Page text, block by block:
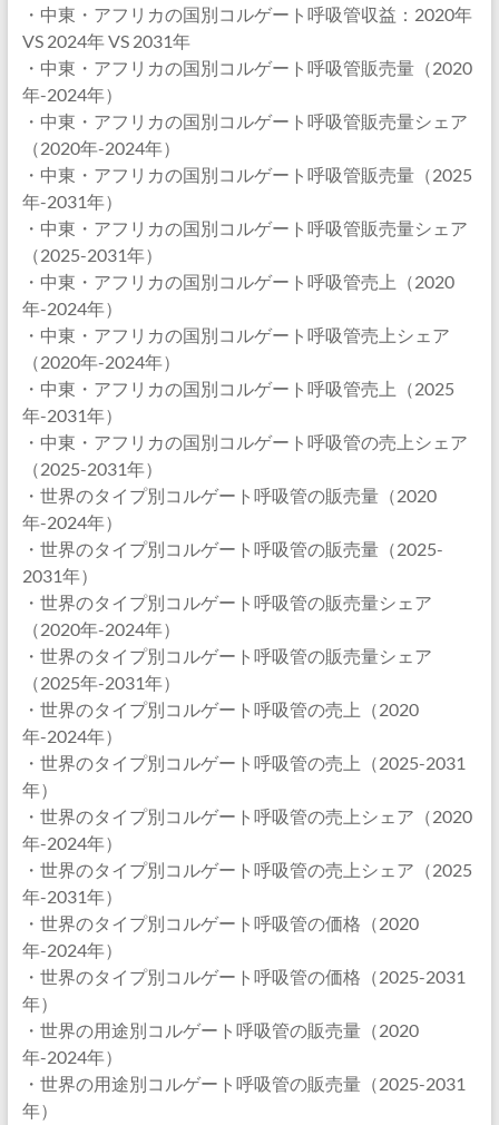
・中東・アフリカの国別コルゲート呼吸管収益：2020年
VS 2024年 VS 2031年
・中東・アフリカの国別コルゲート呼吸管販売量（2020
年-2024年）
・中東・アフリカの国別コルゲート呼吸管販売量シェア
（2020年-2024年）
・中東・アフリカの国別コルゲート呼吸管販売量（2025
年-2031年）
・中東・アフリカの国別コルゲート呼吸管販売量シェア
（2025-2031年）
・中東・アフリカの国別コルゲート呼吸管売上（2020
年-2024年）
・中東・アフリカの国別コルゲート呼吸管売上シェア
（2020年-2024年）
・中東・アフリカの国別コルゲート呼吸管売上（2025
年-2031年）
・中東・アフリカの国別コルゲート呼吸管の売上シェア
（2025-2031年）
・世界のタイプ別コルゲート呼吸管の販売量（2020
年-2024年）
・世界のタイプ別コルゲート呼吸管の販売量（2025-
2031年）
・世界のタイプ別コルゲート呼吸管の販売量シェア
（2020年-2024年）
・世界のタイプ別コルゲート呼吸管の販売量シェア
（2025年-2031年）
・世界のタイプ別コルゲート呼吸管の売上（2020
年-2024年）
・世界のタイプ別コルゲート呼吸管の売上（2025-2031
年）
・世界のタイプ別コルゲート呼吸管の売上シェア（2020
年-2024年）
・世界のタイプ別コルゲート呼吸管の売上シェア（2025
年-2031年）
・世界のタイプ別コルゲート呼吸管の価格（2020
年-2024年）
・世界のタイプ別コルゲート呼吸管の価格（2025-2031
年）
・世界の用途別コルゲート呼吸管の販売量（2020
年-2024年）
・世界の用途別コルゲート呼吸管の販売量（2025-2031
年）